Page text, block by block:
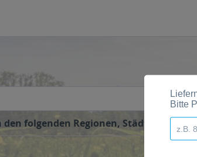
folgenden Regionen, Städten, Orten